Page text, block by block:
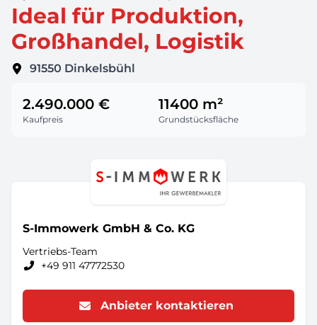
Ideal für Produktion,
Großhandel, Logistik
91550 Dinkelsbühl
Kaufpreis
2.490.000 €
Grundstücksfläche
11400 m²
S-Immowerk GmbH & Co. KG
Vertriebs-Team
+49 911 47772530
Anbieter kontaktieren